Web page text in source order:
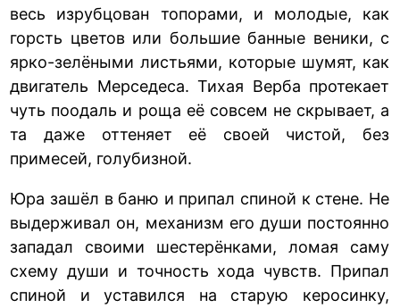
весь изрубцован топорами, и молодые, как
горсть цветов или большие банные веники, с
ярко-зелёными листьями, которые шумят, как
двигатель Мерседеса. Тихая Верба протекает
чуть поодаль и роща её совсем не скрывает, а
та даже оттеняет её своей чистой, без
примесей, голубизной.
Юра зашёл в баню и припал спиной к стене. Не
выдерживал он, механизм его души постоянно
западал своими шестерёнками, ломая саму
схему души и точность хода чувств. Припал
спиной и уставился на старую керосинку,